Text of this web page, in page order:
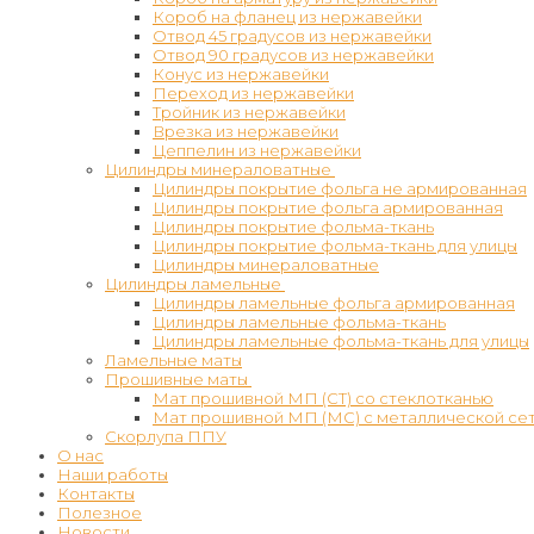
Короб на фланец из нержавейки
Отвод 45 градусов из нержавейки
Отвод 90 градусов из нержавейки
Конус из нержавейки
Переход из нержавейки
Тройник из нержавейки
Врезка из нержавейки
Цеппелин из нержавейки
Цилиндры минераловатные
Цилиндры покрытие фольга не армированная
Цилиндры покрытие фольга армированная
Цилиндры покрытие фольма-ткань
Цилиндры покрытие фольма-ткань для улицы
Цилиндры минераловатные
Цилиндры ламельные
Цилиндры ламельные фольга армированная
Цилиндры ламельные фольма-ткань
Цилиндры ламельные фольма-ткань для улицы
Ламельные маты
Прошивные маты
Мат прошивной МП (СТ) со стеклотканью
Мат прошивной МП (МС) с металлической
Скорлупа ППУ
О нас
Наши работы
Контакты
Полезное